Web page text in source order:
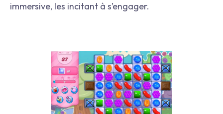
immersive, les incitant à s’engager.